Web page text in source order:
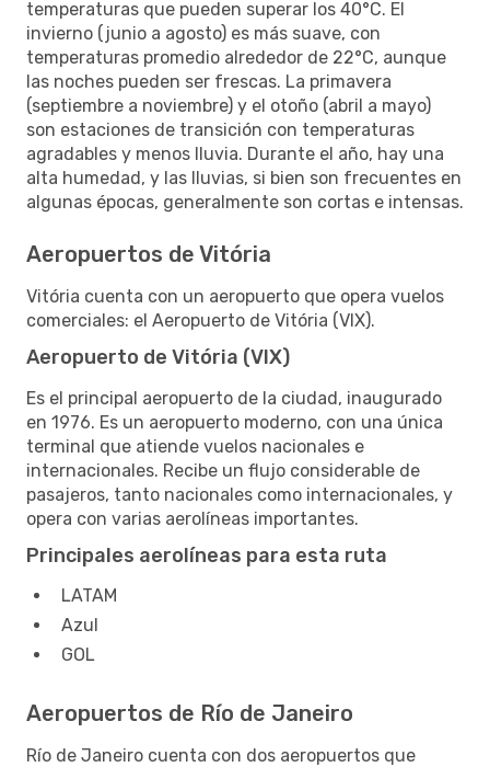
temperaturas que pueden superar los 40°C. El
invierno (junio a agosto) es más suave, con
temperaturas promedio alrededor de 22°C, aunque
las noches pueden ser frescas. La primavera
(septiembre a noviembre) y el otoño (abril a mayo)
son estaciones de transición con temperaturas
agradables y menos lluvia. Durante el año, hay una
alta humedad, y las lluvias, si bien son frecuentes en
algunas épocas, generalmente son cortas e intensas.
Aeropuertos de Vitória
Vitória cuenta con un aeropuerto que opera vuelos
comerciales: el Aeropuerto de Vitória (VIX).
Aeropuerto de Vitória (VIX)
Es el principal aeropuerto de la ciudad, inaugurado
en 1976. Es un aeropuerto moderno, con una única
terminal que atiende vuelos nacionales e
internacionales. Recibe un flujo considerable de
pasajeros, tanto nacionales como internacionales, y
opera con varias aerolíneas importantes.
Principales aerolíneas para esta ruta
LATAM
Azul
GOL
Aeropuertos de Río de Janeiro
Río de Janeiro cuenta con dos aeropuertos que